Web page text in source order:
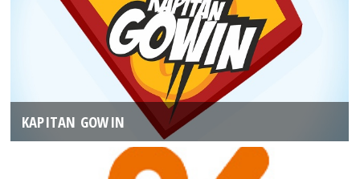
KAPITAN GOWIN